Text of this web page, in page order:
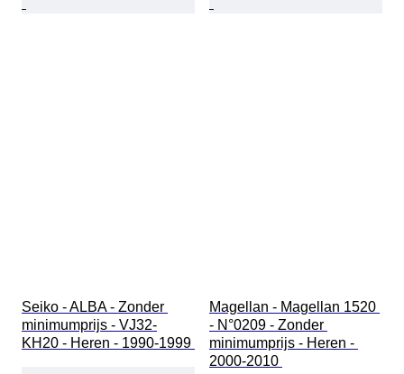
Seiko - ALBA - Zonder
minimumprijs - VJ32-
KH20 - Heren - 1990-1999
Magellan - Magellan 1520
- N°0209 - Zonder
minimumprijs - Heren -
2000-2010